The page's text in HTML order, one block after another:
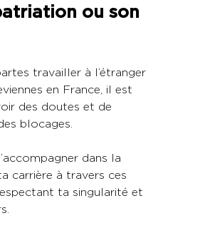
ou son
travailler à l’étranger
en France, il est
des doutes et de
blocages.
dans la
carrière à travers ces
ta singularité et